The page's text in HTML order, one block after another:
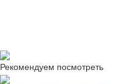
Рекомендуем посмотреть